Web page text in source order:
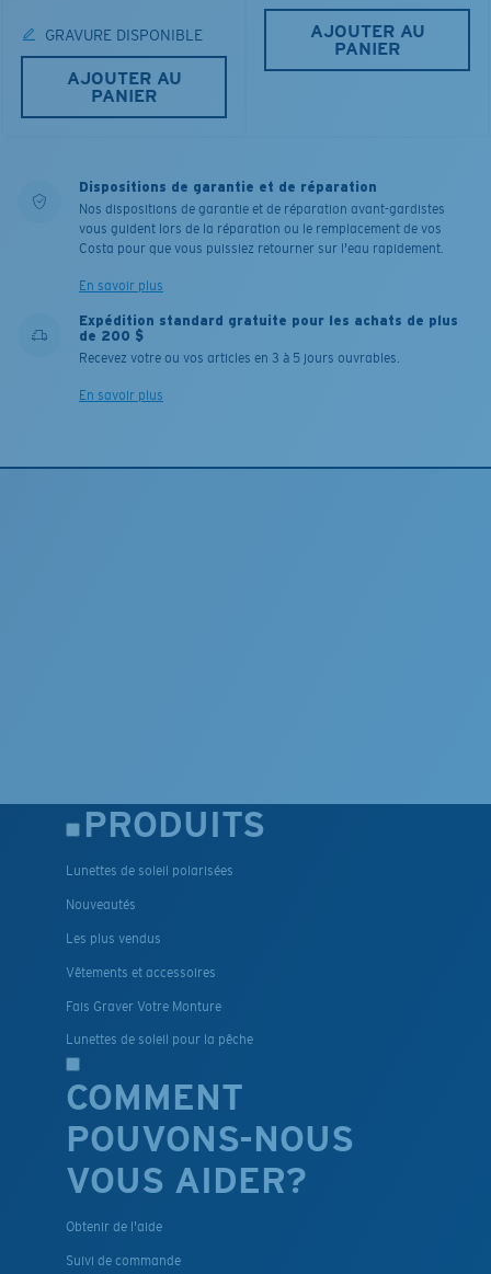
GRAVURE DISPONIBLE
AJOUTER AU
PANIER
AJOUTER AU
PANIER
Dispositions de garantie et de réparation
Nos dispositions de garantie et de réparation avant-gardistes
vous guident lors de la réparation ou le remplacement de vos
Costa pour que vous puissiez retourner sur l'eau rapidement.
En savoir plus
Expédition standard gratuite pour les achats de plus
de 200 $
Recevez votre ou vos articles en 3 à 5 jours ouvrables.
En savoir plus
PRODUITS
Lunettes de soleil polarisées
Nouveautés
Les plus vendus
Vêtements et accessoires
Fais Graver Votre Monture
Lunettes de soleil pour la pêche
COMMENT
POUVONS-NOUS
VOUS AIDER?
Obtenir de l'aide
Suivi de commande